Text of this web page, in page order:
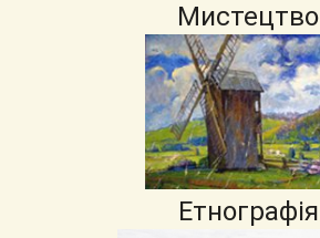
Мистецтво
Етнографія